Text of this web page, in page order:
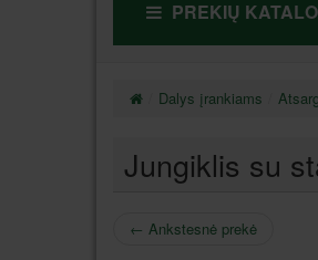
PREKIŲ
Dalys įrankiams
Jungiklis su
← Ankstesnė prekė